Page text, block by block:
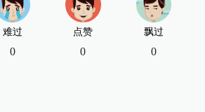
难过
0
点赞
0
飘过
0